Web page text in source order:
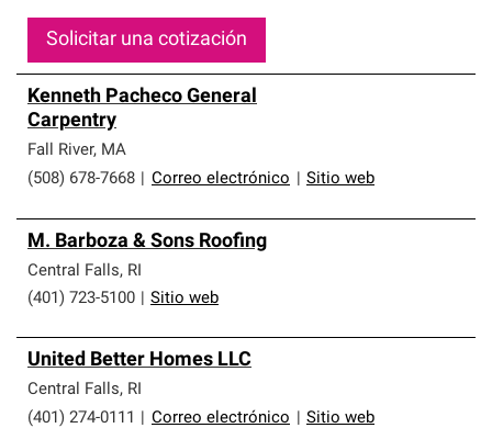
Solicitar una cotización
Kenneth Pacheco General
Carpentry
Fall River, MA
(508) 678-7668
Correo electrónico Sitio web
M. Barboza & Sons Roofing
Central Falls, RI
(401) 723-5100
Sitio web
United Better Homes LLC
Central Falls, RI
(401) 274-0111
Correo electrónico Sitio web